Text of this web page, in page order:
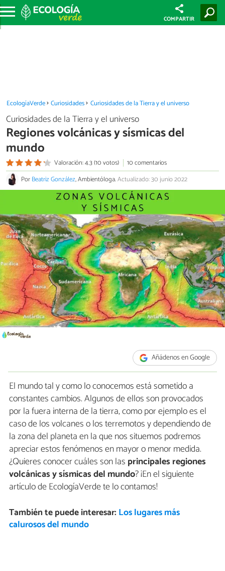
COMPARTIR
EcologíaVerde Curiosidades Curiosidades de la Tierra y el universo
Curiosidades de la Tierra y el universo
Regiones volcánicas y sísmicas del
mundo
Valoración: 4.3 (10 votos)
10 comentarios
PorBeatriz González, Ambientóloga.Actualizado: 30 junio 2022
Añádenos en Google
El mundo tal y como lo conocemos está sometido a
constantes cambios. Algunos de ellos son provocados
por la fuera interna de la tierra, como por ejemplo es el
caso de los volcanes o los terremotos y dependiendo de
la zona del planeta en la que nos situemos podremos
apreciar estos fenómenos en mayor o menor medida.
¿Quieres conocer cuáles son las principales regiones
volcánicas y sísmicas del mundo? ¡En el siguiente
artículo de EcologíaVerde te lo contamos!
También te puede interesar: Los lugares más
calurosos del mundo